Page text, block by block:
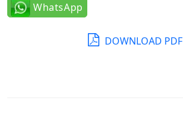
WhatsApp
DOWNLOAD PDF